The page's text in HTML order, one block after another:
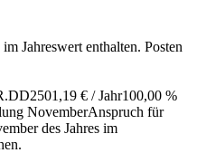
Jahreswert enthalten. Posten
2501,19 € / Jahr100,00 %
NovemberAnspruch für
des Jahres im